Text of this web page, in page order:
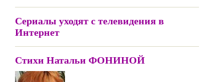
Сериалы уходят с телевидения в
Интернет
Стихи Натальи ФОНИНОЙ